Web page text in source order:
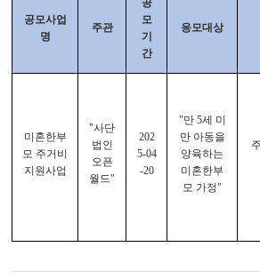
공모사업
명
주관
모
기
간
응모대상
미혼한부
모 주거비
지원사업
"사단
법인
오픈
월드"
202
5-04
-20
"만 5세 미
만 아동을
양육하는
미혼한부
모 가정"